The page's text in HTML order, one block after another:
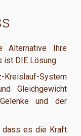
Alternative Ihre
ist DIE Lösung.
Kreislauf-System
Gleichgewicht
und der
dass es die Kraft